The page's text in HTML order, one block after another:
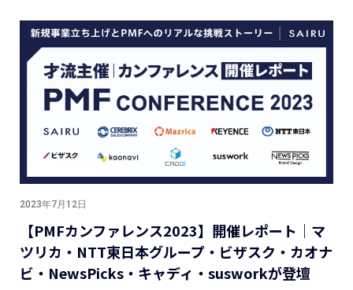
2023年7月12日
【PMFカンファレンス2023】開催レポート｜マ
ツリカ・NTT東日本グループ・ビザスク・カオナ
ビ・NewsPicks・キャディ・susworkが登壇